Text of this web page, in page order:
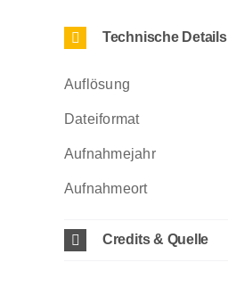
Technische Details
Auflösung
Dateiformat
Aufnahmejahr
Aufnahmeort
Credits & Quelle